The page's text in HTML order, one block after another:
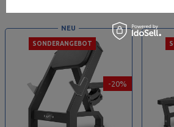
-20%
SONDERANGEBOT
NEU